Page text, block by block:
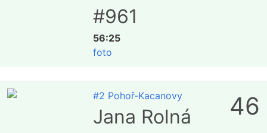
#961
56:25
foto
#2 Pohoř-Kacanovy
Jana Rolná
46